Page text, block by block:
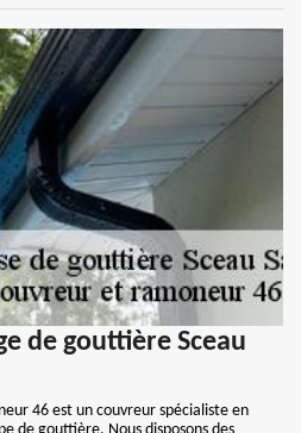
de gouttière Sceau
46 est un couvreur spécialiste en